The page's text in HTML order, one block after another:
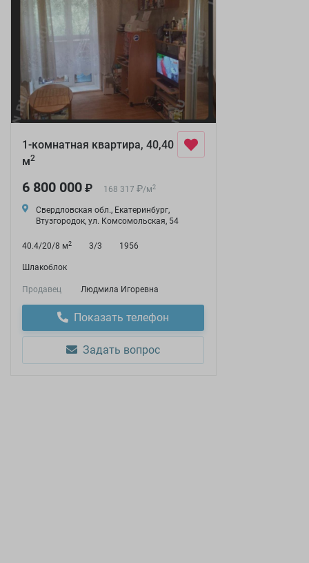
1-комнатная квартира, 40,40
м2
6 800 000 ₽ 168 317 ₽/м2
Свердловская обл., Екатеринбург,
Втузгородок, ул. Комсомольская, 54
40.4/20/8 м2 3/3 1956
Шлакоблок
Продавец Людмила Игоревна
Показать телефон
Задать вопрос